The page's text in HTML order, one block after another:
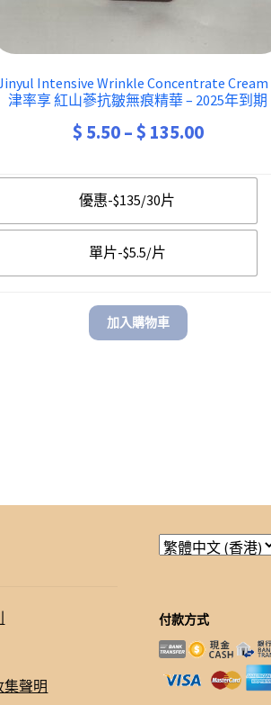
Intensive Wrinkle Concentrate Cream
津率享 紅山蔘抗皺無痕精華 – 2025年到期
$ 5.50–$ 135.00Price
through
優惠-$135/30片
單片-$5.5/片
加入購物車
聲明
付款方式